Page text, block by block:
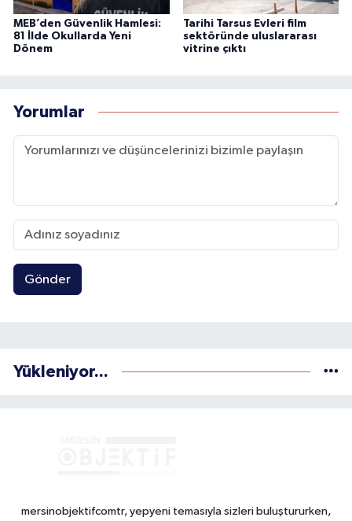
MEB’den Güvenlik Hamlesi:
81 İlde Okullarda Yeni
Dönem
Tarihi Tarsus Evleri film
sektöründe uluslararası
vitrine çıktı
Yorumlar
Gönder
Yükleniyor...
mersinobjektifcomtr, yepyeni temasıyla sizleri buluştururken,